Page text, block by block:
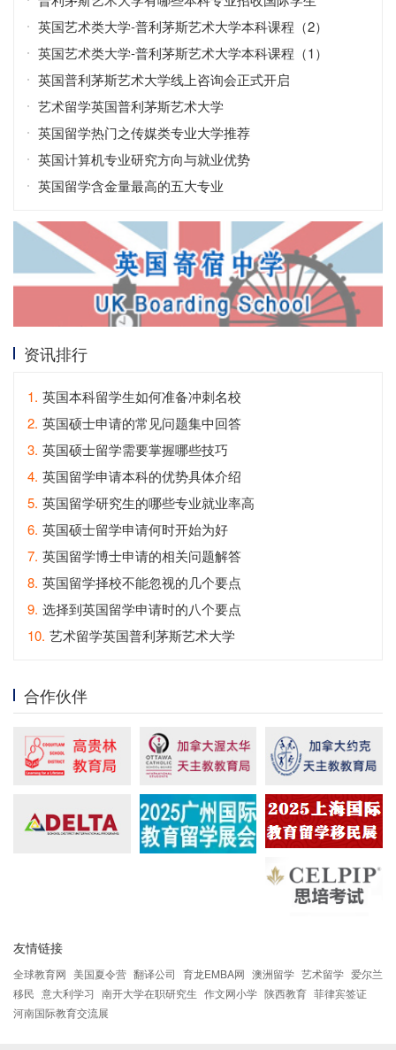
英国艺术类大学-普利茅斯艺术大学本科课程（2）
英国艺术类大学-普利茅斯艺术大学本科课程（1）
英国普利茅斯艺术大学线上咨询会正式开启
艺术留学英国普利茅斯艺术大学
英国留学热门之传媒类专业大学推荐
英国计算机专业研究方向与就业优势
英国留学含金量最高的五大专业
资讯排行
1. 英国本科留学生如何准备冲刺名校
2. 英国硕士申请的常见问题集中回答
3. 英国硕士留学需要掌握哪些技巧
4. 英国留学申请本科的优势具体介绍
5. 英国留学研究生的哪些专业就业率高
6. 英国硕士留学申请何时开始为好
7. 英国留学博士申请的相关问题解答
8. 英国留学择校不能忽视的几个要点
9. 选择到英国留学申请时的八个要点
10. 艺术留学英国普利茅斯艺术大学
合作伙伴
友情链接
全球教育网 美国夏令营 翻译公司 育龙EMBA网 澳洲留学 艺术留学 爱尔兰
移民 意大利学习 南开大学在职研究生 作文网小学 陕西教育 菲律宾签证
河南国际教育交流展